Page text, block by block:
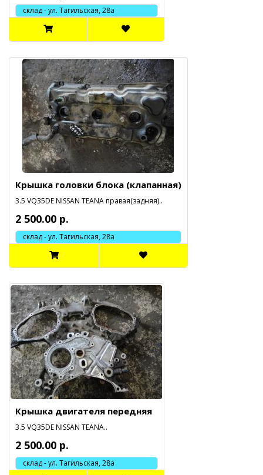
склад - ул. Тагильская, 28а
Крышка головки блока (клапанная)
3.5 VQ35DE NISSAN TEANA правая(задняя)..
2 500.00 р.
склад - ул. Тагильская, 28а
Крышка двигателя передняя
3.5 VQ35DE NISSAN TEANA..
2 500.00 р.
склад - ул. Тагильская, 28а